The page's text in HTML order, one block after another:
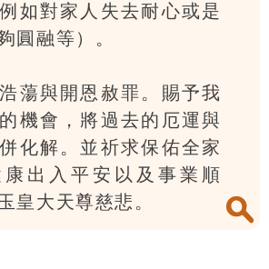
如對家人失去耐心或是
圓融等）。
蕩與開恩赦罪。賜予我
機會，將過去的厄運與
化解。並祈求保佑全家
康出入平安以及事業順
皇大天尊慈悲。